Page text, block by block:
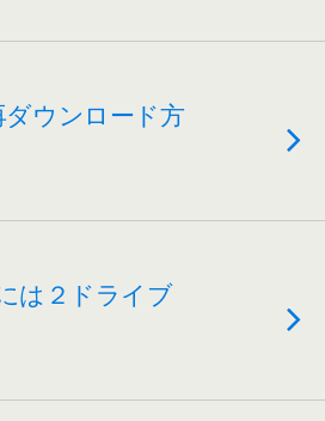
再ダウンロード方
には２ドライブ